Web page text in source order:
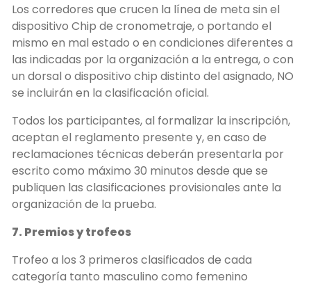
Los corredores que crucen la línea de meta sin el
dispositivo Chip de cronometraje, o portando el
mismo en mal estado o en condiciones diferentes a
las indicadas por la organización a la entrega, o con
un dorsal o dispositivo chip distinto del asignado, NO
se incluirán en la clasificación oficial.
Todos los participantes, al formalizar la inscripción,
aceptan el reglamento presente y, en caso de
reclamaciones técnicas deberán presentarla por
escrito como máximo 30 minutos desde que se
publiquen las clasificaciones provisionales ante la
organización de la prueba.
7. Premios y trofeos
Trofeo a los 3 primeros clasificados de cada
categoría tanto masculino como femenino